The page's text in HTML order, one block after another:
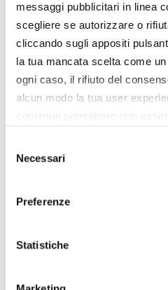
messaggi pubblicitari in linea
scegliere se autorizzare o
cliccando sugli appositi
la tua mancata scelta come
ogni caso, il rifiuto del
alcun modo la tua user
contenuti potrebbero non
all’utilizzo di tutti, o solamente
delNecessari
Preferenze
Statistiche
Maggio -
anno 2026 / nr. 5-6